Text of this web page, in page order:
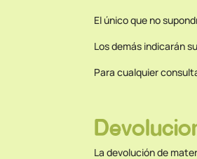
El único que no
Los demás indicarán
Para cualquier
La devolución de